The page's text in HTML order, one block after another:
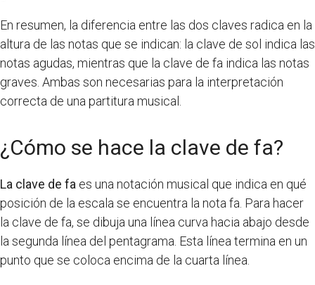
En resumen, la diferencia entre las dos claves radica en la
altura de las notas que se indican: la clave de sol indica las
notas agudas, mientras que la clave de fa indica las notas
graves. Ambas son necesarias para la interpretación
correcta de una partitura musical.
¿Cómo se hace la clave de fa?
La clave de fa es una notación musical que indica en qué
posición de la escala se encuentra la nota fa. Para hacer
la clave de fa, se dibuja una línea curva hacia abajo desde
la segunda línea del pentagrama. Esta línea termina en un
punto que se coloca encima de la cuarta línea.